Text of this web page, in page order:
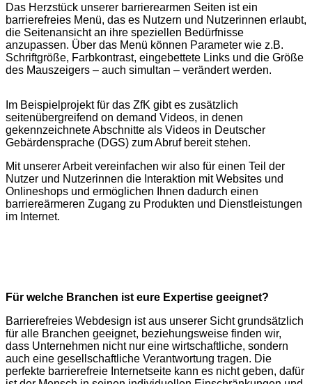
Das Herzstück unserer barrierearmen Seiten ist ein
barrierefreies Menü, das es Nutzern und Nutzerinnen erlaubt,
die Seitenansicht an ihre speziellen Bedürfnisse
anzupassen. Über das Menü können Parameter wie z.B.
Schriftgröße, Farbkontrast, eingebettete Links und die Größe
des Mauszeigers – auch simultan – verändert werden.
Im Beispielprojekt für das ZfK gibt es zusätzlich
seitenübergreifend on demand Videos, in denen
gekennzeichnete Abschnitte als Videos in Deutscher
Gebärdensprache (DGS) zum Abruf bereit stehen.
Mit unserer Arbeit vereinfachen wir also für einen Teil der
Nutzer und Nutzerinnen die Interaktion mit Websites und
Onlineshops und ermöglichen Ihnen dadurch einen
barriereärmeren Zugang zu Produkten und Dienstleistungen
im Internet.
Für welche Branchen ist eure Expertise geeignet?
Barrierefreies Webdesign ist aus unserer Sicht grundsätzlich
für alle Branchen geeignet, beziehungsweise finden wir,
dass Unternehmen nicht nur eine wirtschaftliche, sondern
auch eine gesellschaftliche Verantwortung tragen. Die
perfekte barrierefreie Internetseite kann es nicht geben, dafür